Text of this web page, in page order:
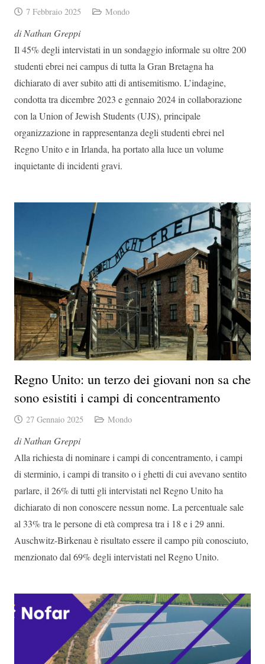
7 Febbraio 2025 Mondo
di Nathan Greppi
Il 45% degli intervistati in un sondaggio informale su oltre 200
studenti ebrei nei campus di tutta la Gran Bretagna ha
dichiarato di aver subito atti di antisemitismo. L’indagine,
condotta tra dicembre 2023 e gennaio 2024 in collaborazione
con la Union of Jewish Students (UJS), principale
organizzazione in rappresentanza degli studenti ebrei nel
Regno Unito e in Irlanda, ha portato alla luce un volume
inquietante di incidenti gravi.
Regno Unito: un terzo dei giovani non sa che
sono esistiti i campi di concentramento
27 Gennaio 2025 Mondo
di Nathan Greppi
Alla richiesta di nominare i campi di concentramento, i campi
di sterminio, i campi di transito o i ghetti di cui avevano sentito
parlare, il 26% di tutti gli intervistati nel Regno Unito ha
dichiarato di non conoscere nessun nome. La percentuale sale
al 33% tra le persone di età compresa tra i 18 e i 29 anni.
Auschwitz-Birkenau è risultato essere il campo più conosciuto,
menzionato dal 69% degli intervistati nel Regno Unito.